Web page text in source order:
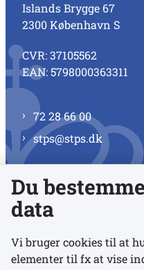
Islands Brygge 67
2300 København S
CVR: 37105562
EAN: 5798000363311
72 28 66 00
stps@stps.dk
Se alle
Links
Du
data
Vi bruger cookies til at
elementer til fx at vise